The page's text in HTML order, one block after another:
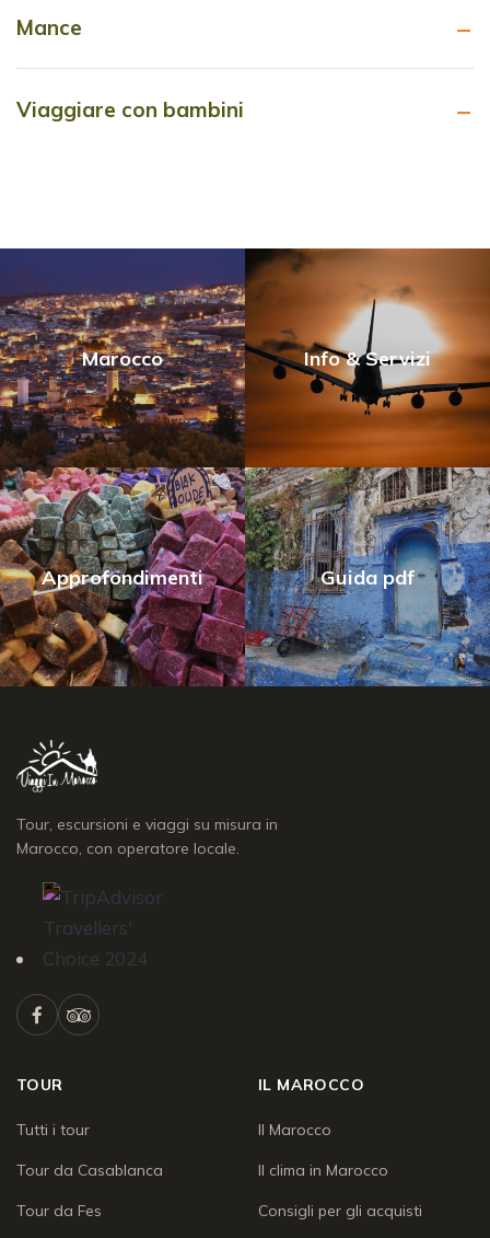
Mance
Viaggiare con bambini
Marocco Info & Servizi
Approfondimenti Guida pdf
Tour, escursioni e viaggi su misura in
Marocco, con operatore locale.
TOUR
Tutti i tour
Tour da Casablanca
Tour da Fes
IL MAROCCO
Il Marocco
Il clima in Marocco
Consigli per gli acquisti